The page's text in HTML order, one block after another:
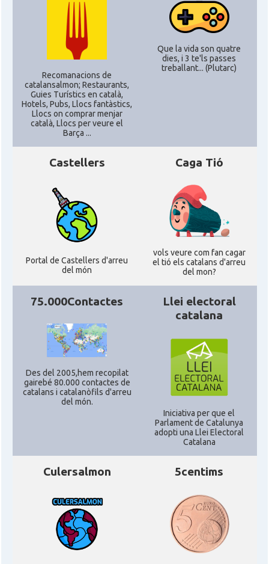
Recomanacions de
catalansalmon; Restaurants,
Guies Turístics en català,
Hotels, Pubs, Llocs fantàstics,
Llocs on comprar menjar
català, Llocs per veure el
Barça ...
Que la vida son quatre
dies, i 3 te'ls passes
treballant... (Plutarc)
Castellers
Portal de Castellers d'arreu
del món
Caga Tió
vols veure com fan cagar
el tió els catalans d'arreu
del mon?
75.000Contactes
Des del 2005,hem recopilat
gairebé 80.000 contactes de
catalans i catalanòfils d'arreu
del món.
Llei electoral
catalana
Iniciativa per que el
Parlament de Catalunya
adopti una Llei Electoral
Catalana
Culersalmon 5centims